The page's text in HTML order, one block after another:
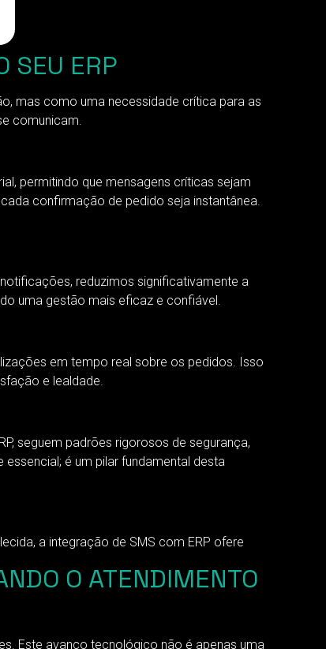
SEU ERP
mas como uma necessidade crítica para as
comunicam.
permitindo que mensagens críticas sejam
confirmação de pedido seja instantânea.
reduzimos significativamente a
uma gestão mais eficaz e confiável.
em tempo real sobre os pedidos. Isso
e lealdade.
seguem padrões rigorosos de segurança,
é um pilar fundamental desta
a integração de SMS com ERP ofere
O ATENDIMENTO
Este avanço tecnológico não é apenas uma